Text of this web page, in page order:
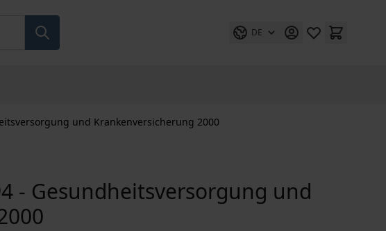
DE
und Krankenversicherung 2000
- Gesundheitsversorgung und